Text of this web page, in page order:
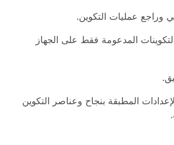
وراجع عمليات التكوين.
المدعومة فقط على الجهاز
.
المطبقة بنجاح وعناصر التكوين